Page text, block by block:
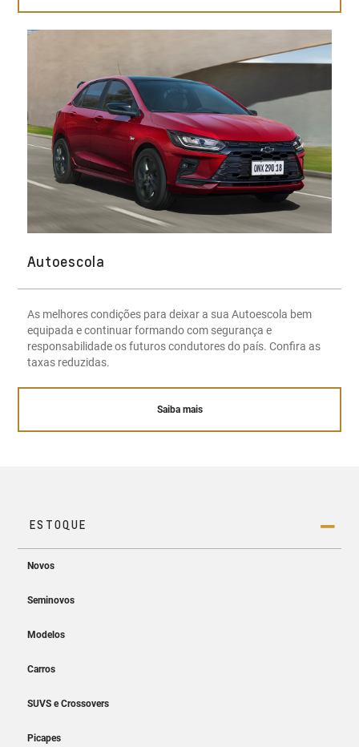
Autoescola
As melhores condições para deixar a sua Autoescola bem
equipada e continuar formando com segurança e
responsabilidade os futuros condutores do país. Confira as
taxas reduzidas.
Saiba mais